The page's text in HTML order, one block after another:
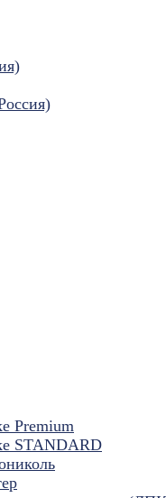
Premium
STANDARD